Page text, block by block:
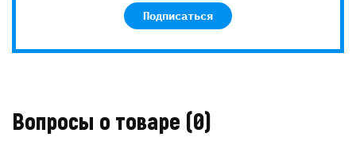
Подписаться
Вопросы о товаре (0)